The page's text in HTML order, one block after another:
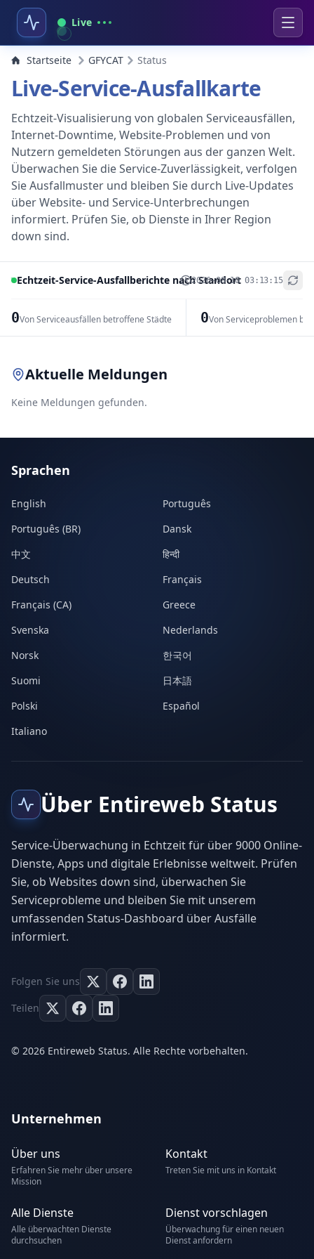
Live
Startseite GFYCAT Status
Live-Service-Ausfallkarte
Echtzeit-Visualisierung von globalen Serviceausfällen,
Internet-Downtime, Website-Problemen und von
Nutzern gemeldeten Störungen aus der ganzen Welt.
Überwachen Sie die Service-Zuverlässigkeit, verfolgen
Sie Ausfallmuster und bleiben Sie durch Live-Updates
über Website- und Service-Unterbrechungen
informiert. Prüfen Sie, ob Dienste in Ihrer Region
down sind.
Echtzeit-Service-Ausfallberichte nach Standort
2026-08-10 03:13:15
0Von Serviceausfällen betroffene Städte 0Von Serviceproblemen
+
Aktuelle Meldungen
Keine Meldungen gefunden.
Sprachen
English
Português
Português (BR)
Dansk
中文
हिन्दी
Deutsch
Français
Français (CA)
Greece
Svenska
Nederlands
Norsk
한국어
Suomi
日本語
Polski
Español
Italiano
Über Entireweb Status
Service-Überwachung in Echtzeit für über 9000 Online-
Dienste, Apps und digitale Erlebnisse weltweit. Prüfen
Sie, ob Websites down sind, überwachen Sie
Serviceprobleme und bleiben Sie mit unserem
umfassenden Status-Dashboard über Ausfälle
informiert.
Folgen Sie uns
Teilen
© 2026 Entireweb Status. Alle Rechte vorbehalten.
Unternehmen
Über uns
Erfahren Sie mehr über unsere
Mission
Kontakt
Treten Sie mit uns in Kontakt
Alle Dienste
Alle überwachten Dienste
durchsuchen
Dienst vorschlagen
Überwachung für einen neuen
Dienst anfordern